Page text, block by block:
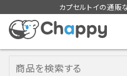
カプセルトイの通販